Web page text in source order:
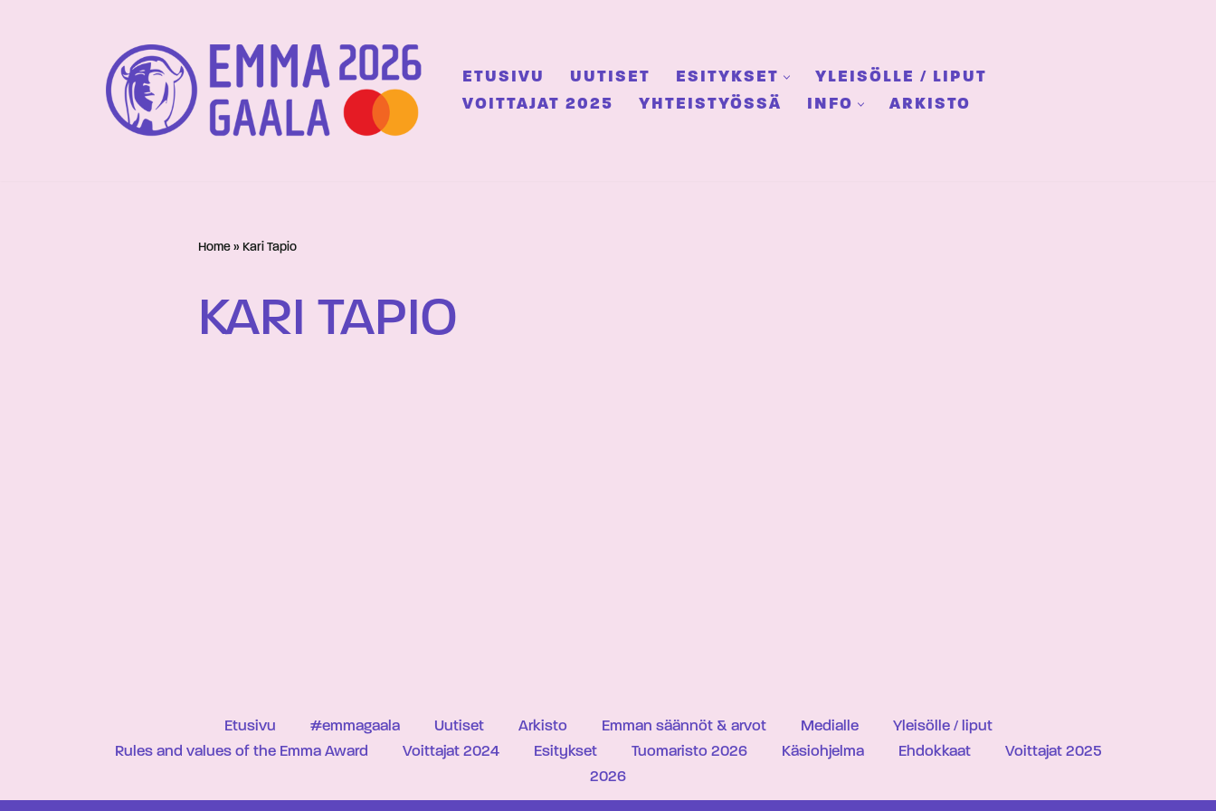
ETUSIVU UUTISET ESITYKSET
YLEISÖLLE / LIPUT
VOITTAJAT 2025
YHTEISTYÖSSÄ INFO ARKISTO
Home » Kari Tapio
KARI TAPIO
Etusivu #emmagaala Uutiset Arkisto Emman säännöt & arvot Medialle
Yleisölle / liput
Rules and values of the Emma Award
Voittajat 2024 Esitykset Tuomaristo 2026 Käsiohjelma Ehdokkaat
Voittajat 2025
2026